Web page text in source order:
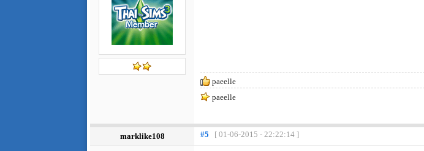
paeelle
paeelle
marklike108 #5 [ 01-06-2015 - 22:22:14 ]